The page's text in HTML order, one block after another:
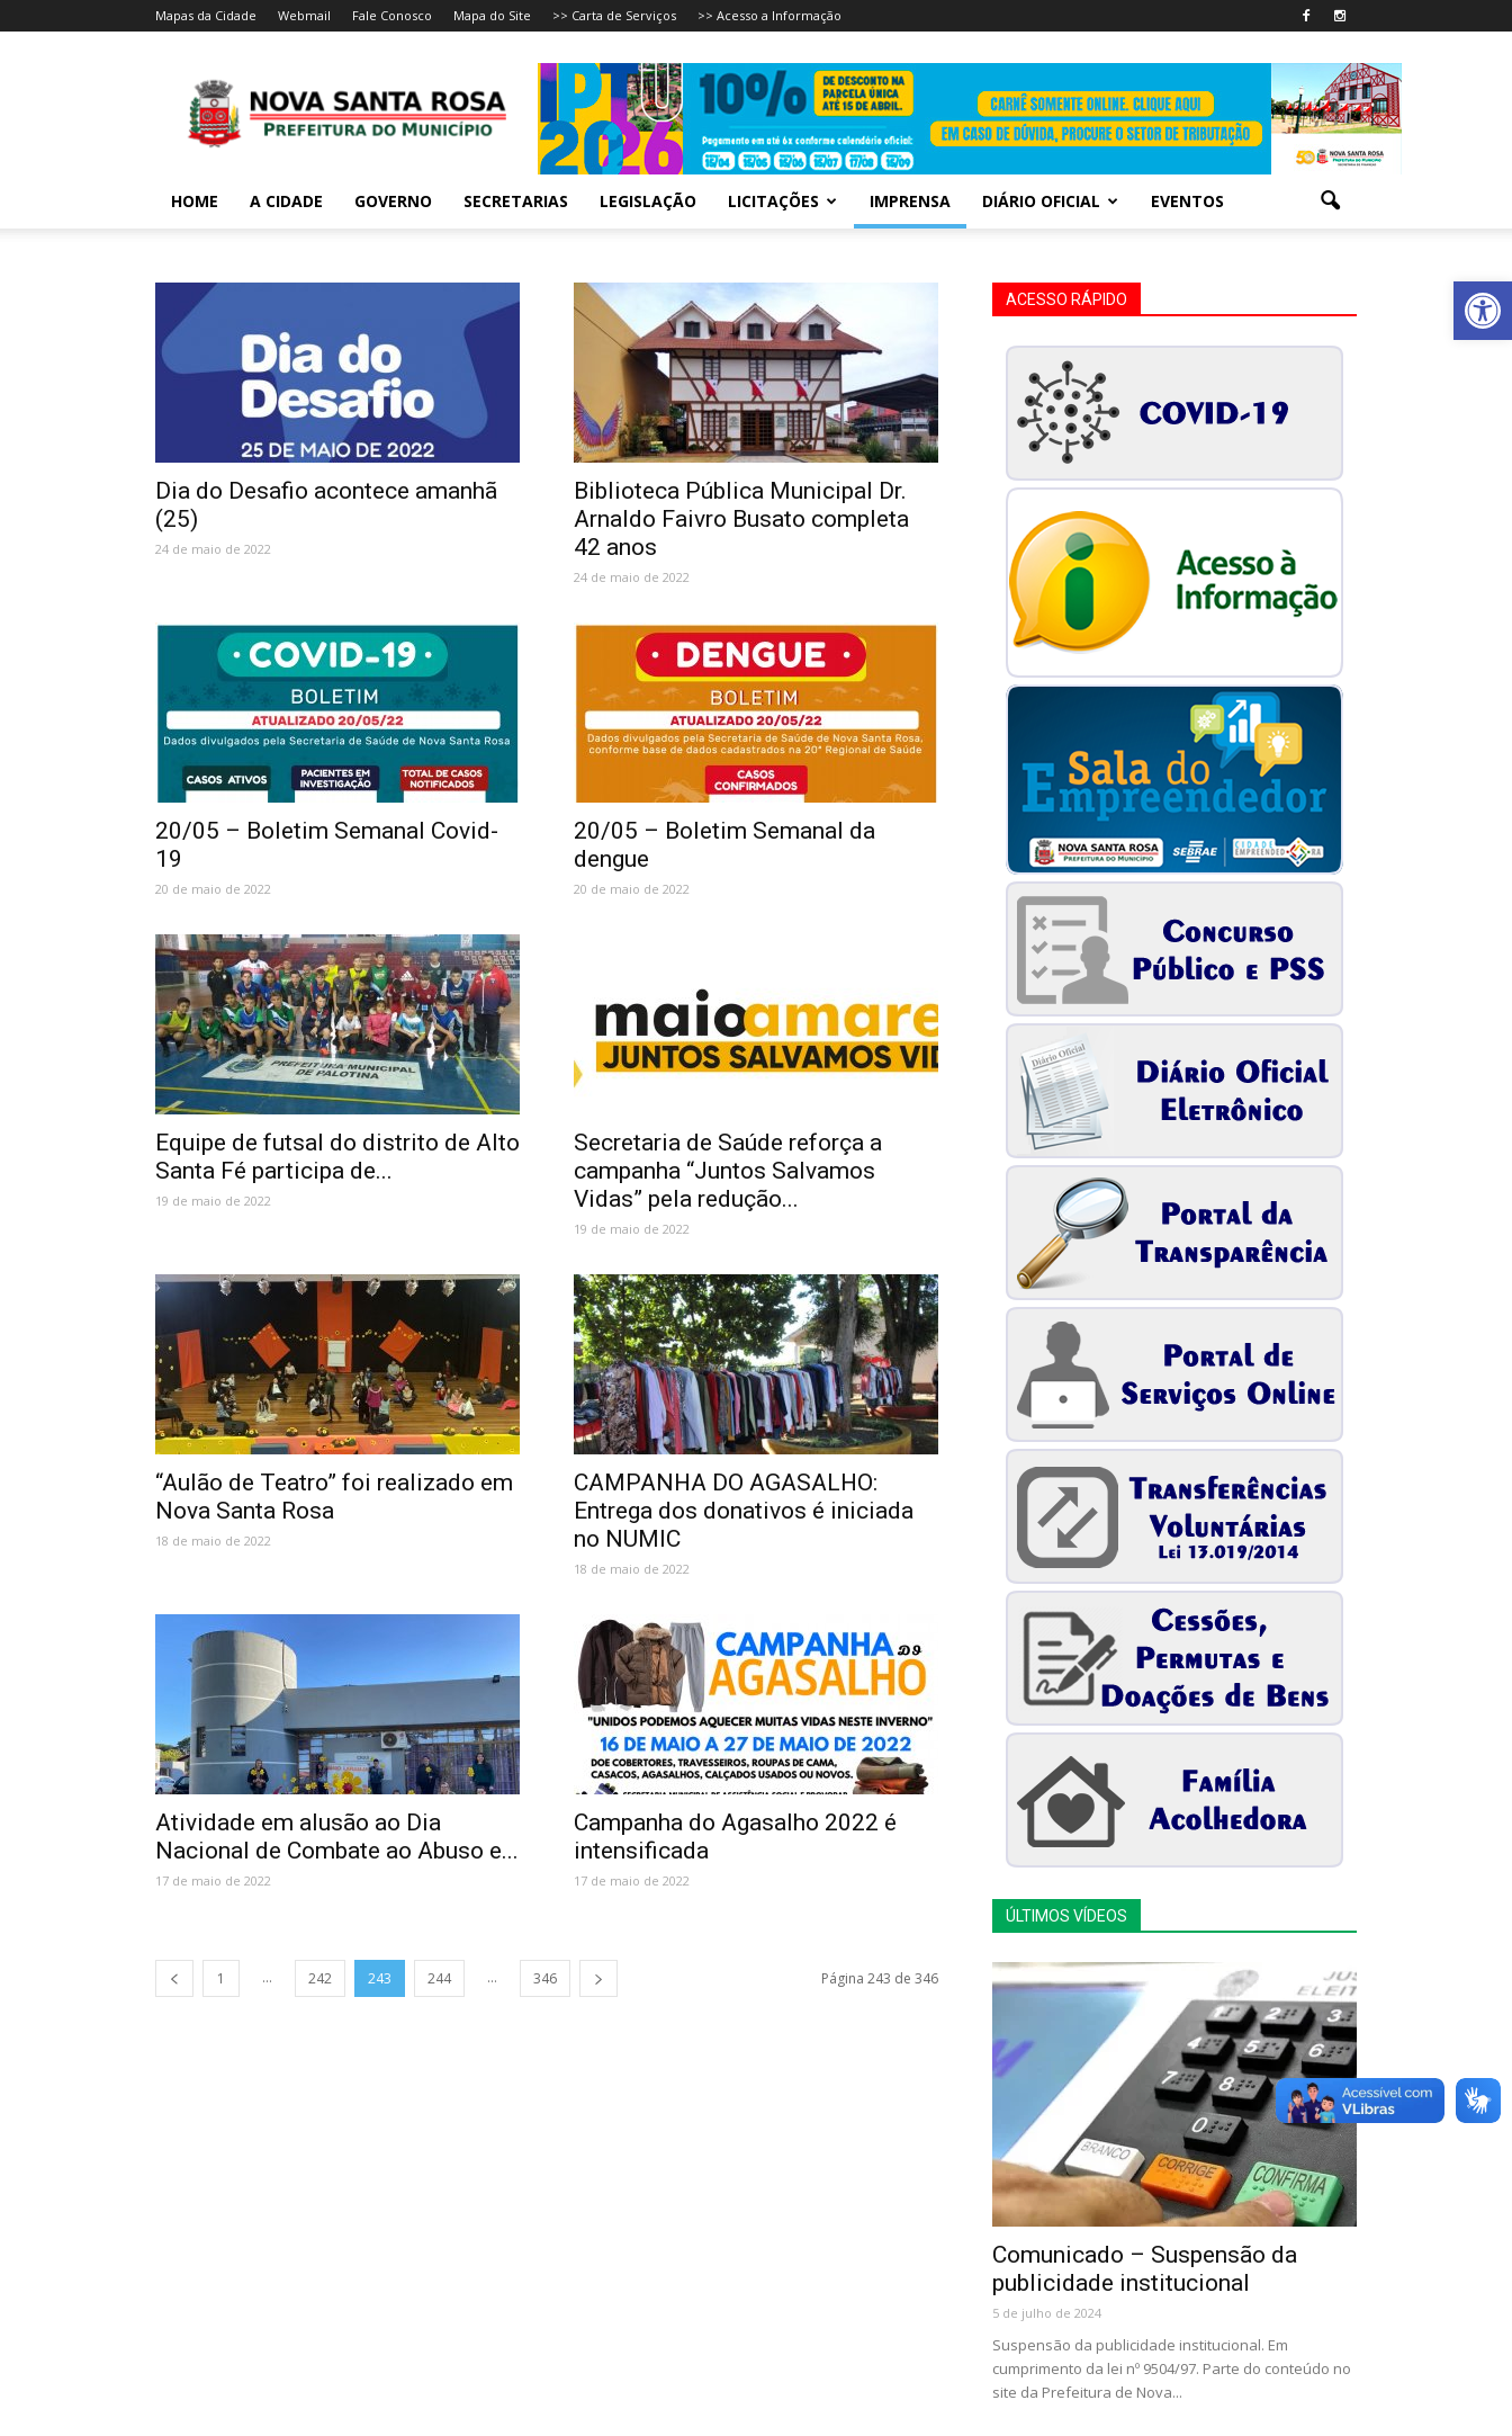
Abrir
Mapas da Cidade Webmail Fale Conosco Mapa do Site >> Carta de Serviços >> Acesso a Informação
HOME A CIDADE GOVERNO SECRETARIAS LEGISLAÇÃO LICITAÇÕES IMPRENSA DIÁRIO OFICIAL EVENTOS
Dia do Desafio acontece amanhã
(25)
24 de maio de 2022
Biblioteca Pública Municipal Dr.
Arnaldo Faivro Busato completa
42 anos
24 de maio de 2022
20/05 – Boletim Semanal Covid-
19
20 de maio de 2022
20/05 – Boletim Semanal da
dengue
20 de maio de 2022
Equipe de futsal do distrito de Alto
Santa Fé participa de...
19 de maio de 2022
Secretaria de Saúde reforça a
campanha “Juntos Salvamos
Vidas” pela redução...
19 de maio de 2022
“Aulão de Teatro” foi realizado em
Nova Santa Rosa
18 de maio de 2022
CAMPANHA DO AGASALHO:
Entrega dos donativos é iniciada
no NUMIC
18 de maio de 2022
Atividade em alusão ao Dia
Nacional de Combate ao Abuso e...
17 de maio de 2022
Campanha do Agasalho 2022 é
intensificada
17 de maio de 2022
1 ... 242 243 244 ... 346 Página 243 de 346
ACESSO RÁPIDO
ÚLTIMOS VÍDEOS
Comunicado – Suspensão da
publicidade institucional
5 de julho de 2024
Suspensão da publicidade institucional. Em
cumprimento da lei nº 9504/97. Parte do conteúdo no
site da Prefeitura de Nova...